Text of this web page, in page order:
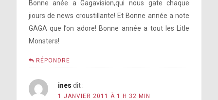
Bonne anée a Gagavision,qui nous gate chaque
jiours de news croustillante! Et Bonne année a note
GAGA que l’on adore! Bonne année a tout les Litle
Monsters!
RÉPONDRE
ines dit :
1 JANVIER 2011 À 1 H 32 MIN